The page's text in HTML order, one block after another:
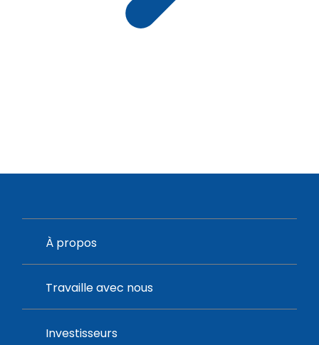
À propos
Travaille avec nous
Investisseurs